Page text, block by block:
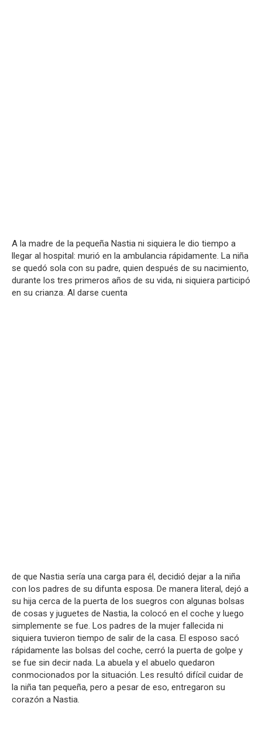
A la madre de la pequeña Nastia ni siquiera le dio tiempo a
llegar al hospital: murió en la ambulancia rápidamente. La niña
se quedó sola con su padre, quien después de su nacimiento,
durante los tres primeros años de su vida, ni siquiera participó
en su crianza. Al darse cuenta
de que Nastia sería una carga para él, decidió dejar a la niña
con los padres de su difunta esposa. De manera literal, dejó a
su hija cerca de la puerta de los suegros con algunas bolsas
de cosas y juguetes de Nastia, la colocó en el coche y luego
simplemente se fue. Los padres de la mujer fallecida ni
siquiera tuvieron tiempo de salir de la casa. El esposo sacó
rápidamente las bolsas del coche, cerró la puerta de golpe y
se fue sin decir nada. La abuela y el abuelo quedaron
conmocionados por la situación. Les resultó difícil cuidar de
la niña tan pequeña, pero a pesar de eso, entregaron su
corazón a Nastia.